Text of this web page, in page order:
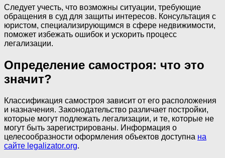
Следует учесть, что возможны ситуации, требующие
обращения в суд для защиты интересов. Консультация с
юристом, специализирующимся в сфере недвижимости,
поможет избежать ошибок и ускорить процесс
легализации.
Определение самостроя: что это
значит?
Классификация самостроя зависит от его расположения
и назначения. Законодательство различает постройки,
которые могут подлежать легализации, и те, которые не
могут быть зарегистрированы. Информация о
целесообразности оформления объектов доступна на
сайте legalizator.org.